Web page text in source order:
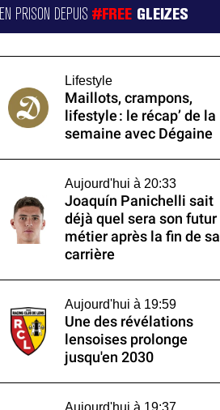
EN PRISON DEPUIS#FREE GLEIZES
Lifestyle
Maillots, crampons,
lifestyle : le récap’ de la
semaine avec Dégaine
Aujourd'hui à 20:33
Joaquín Panichelli sait
déjà quel sera son futur
métier après la fin de sa
carrière
Aujourd'hui à 19:59
Une des révélations
lensoises prolonge
jusqu'en 2030
Aujourd'hui à 19:37